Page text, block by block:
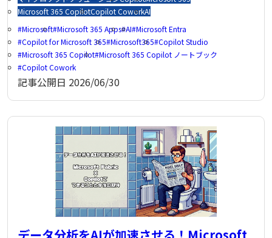
Microsoft 365 CopilotCopilot CoworkAI
Microsoft Microsoft 365 Apps AI Microsoft Entra
Copilot for Microsoft 365 Microsoft365 Copilot Studio
Microsoft 365 Copilot Microsoft 365 Copilot ノートブック
Copilot Cowork
記事公開日 2026/06/30